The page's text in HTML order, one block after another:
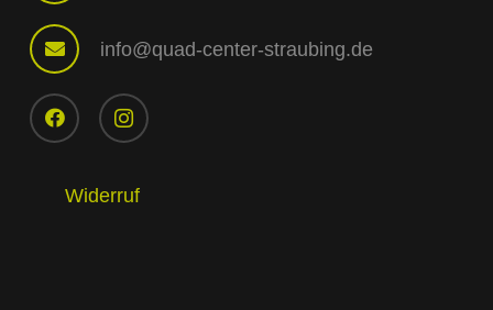
info@quad-center-straubing.de
Widerruf